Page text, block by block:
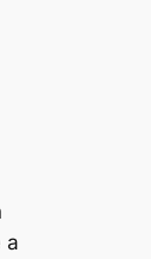
a